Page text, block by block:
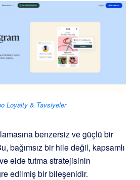
Loyalty & Tavsiyeler
benzersiz ve güçlü bir
bağımsız bir hile değil, kapsamlı
elde tutma stratejisinin
edilmiş bir bileşenidir.